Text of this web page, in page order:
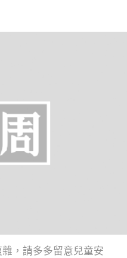
，請多多留意兒童安